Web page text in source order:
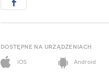
DOSTĘPNE NA URZĄDZENIACH
iOS
Android